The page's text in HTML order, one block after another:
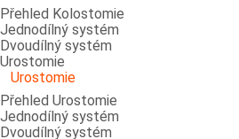
Přehled Kolostomie
Jednodílný systém
Dvoudílný systém
Urostomie
Urostomie
Přehled Urostomie
Jednodílný systém
Dvoudílný systém